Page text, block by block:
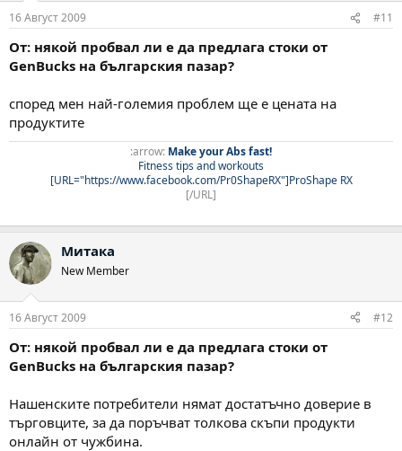
16 Август 2009 #11
От: някой пробвал ли е да предлага стоки от
GenBucks на българския пазар?
според мен най-големия проблем ще е цената на
продуктите
:arrow: Make your Abs fast!
Fitness tips and workouts
[URL="https://www.facebook.com/Pr0ShapeRX"]ProShape RX
[/URL]
Митака
New Member
16 Август 2009 #12
От: някой пробвал ли е да предлага стоки от
GenBucks на българския пазар?
Нашенските потребители нямат достатъчно доверие в
търговците, за да поръчват толкова скъпи продукти
онлайн от чужбина.